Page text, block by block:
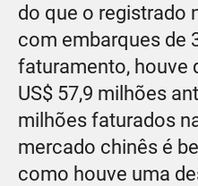
do que o registrado
com embarques de
faturamento, houve
US$ 57,9 milhões
milhões faturados
mercado chinês é
como houve uma